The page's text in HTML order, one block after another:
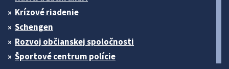
Krízové riadenie
Schengen
Rozvoj občianskej spoločnosti
Športové centrum polície